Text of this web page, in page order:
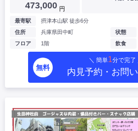
473,000 円
最寄駅
摂津本山駅 徒歩6分
住所
兵庫県田中町
フロア
1階
状態
飲食
無料
＼ 簡単1分で完了
内見予約・お問